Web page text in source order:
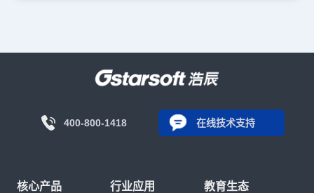
400-800-1418 在线技术支持
核心产品 行业应用 教育生态